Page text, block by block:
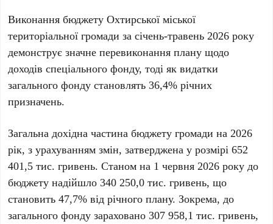
Виконання бюджету Охтирської міської
територіальної громади за січень-травень 2026 року
демонструє значне перевиконання плану щодо
доходів спеціального фонду, тоді як видатки
загального фонду становлять 36,4% річних
призначень.
Загальна дохідна частина бюджету громади на 2026
рік, з урахуванням змін, затверджена у розмірі652
401,5 тис. гривень. Станом на 1 червня 2026 року до
бюджету надійшло340 250,0 тис. гривень, що
становить 47,7% від річного плану. Зокрема, до
загального фонду зараховано307 958,1 тис. гривень,